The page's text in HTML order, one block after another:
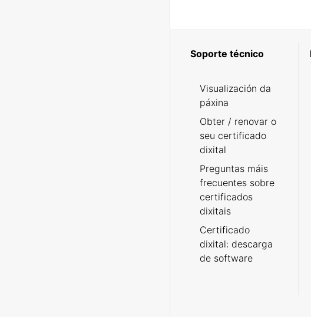
Soporte técnico
Visualización da
páxina
Obter / renovar o
seu certificado
dixital
Preguntas máis
frecuentes sobre
certificados
dixitais
Certificado
dixital: descarga
de software